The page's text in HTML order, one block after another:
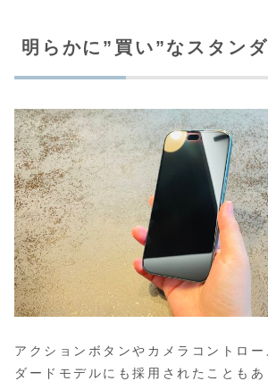
明らかに”買い”なスタン
アクションボタンやカメラコントロ
ダードモデルにも採用されたことも